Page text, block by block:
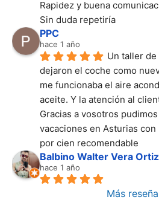
Rapidez y buena
Sin duda repetiría
PPC
hace 1 año
Un taller
dejaron el coche como
me funcionaba el aire
aceite. Y la atención al
Gracias a vosotros
vacaciones en Asturias
por cien recomendable
Balbino Walter Vera Ortiz
hace 1 año
Más